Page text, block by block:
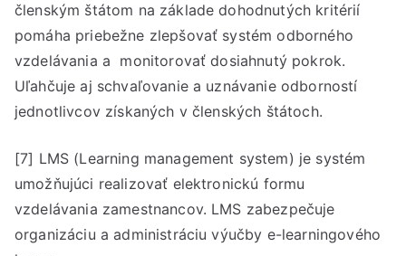
členským štátom na základe dohodnutých kritérií
pomáha priebežne zlepšovať systém odborného
vzdelávania a monitorovať dosiahnutý pokrok.
Uľahčuje aj schvaľovanie a uznávanie odborností
jednotlivcov získaných v členských štátoch.
[7] LMS (Learning management system) je systém
umožňujúci realizovať elektronickú formu
vzdelávania zamestnancov. LMS zabezpečuje
organizáciu a administráciu výučby e-learningového